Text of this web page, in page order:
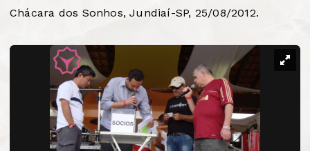
Chácara dos Sonhos, Jundiaí-SP, 25/08/2012.